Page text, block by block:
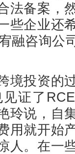
法备案，
些企业还
融咨询公
投资的
证了
玲说，自
用就开始
人。在一